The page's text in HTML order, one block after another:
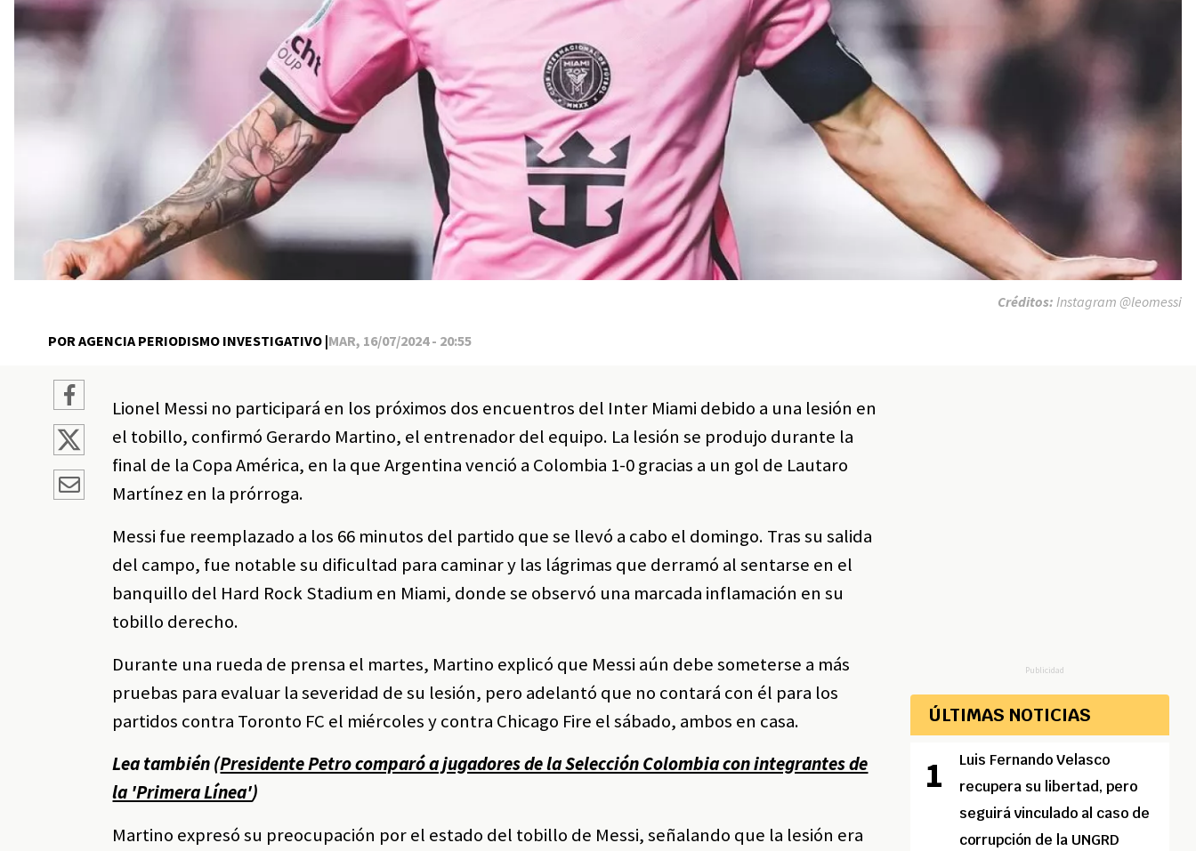
POR AGENCIA PERIODISMO INVESTIGATIVO |MAR, 16/07/2024 - 20:55
Créditos: Instagram @leomessi
Lionel Messi no participará en los próximos dos encuentros del Inter Miami debido a una lesión en
el tobillo, confirmó Gerardo Martino, el entrenador del equipo. La lesión se produjo durante la
final de la Copa América, en la que Argentina venció a Colombia 1-0 gracias a un gol de Lautaro
Martínez en la prórroga.
Messi fue reemplazado a los 66 minutos del partido que se llevó a cabo el domingo. Tras su salida
del campo, fue notable su dificultad para caminar y las lágrimas que derramó al sentarse en el
banquillo del Hard Rock Stadium en Miami, donde se observó una marcada inflamación en su
tobillo derecho.
Durante una rueda de prensa el martes, Martino explicó que Messi aún debe someterse a más
pruebas para evaluar la severidad de su lesión, pero adelantó que no contará con él para los
partidos contra Toronto FC el miércoles y contra Chicago Fire el sábado, ambos en casa.
Lea también (Presidente Petro comparó a jugadores de la Selección Colombia con integrantes de
la 'Primera Línea')
Martino expresó su preocupación por el estado del tobillo de Messi, señalando que la lesión era
Publicidad
ÚLTIMAS NOTICIAS
Luis Fernando Velasco
recupera su libertad, pero
seguirá vinculado al caso de
corrupción de la UNGRD